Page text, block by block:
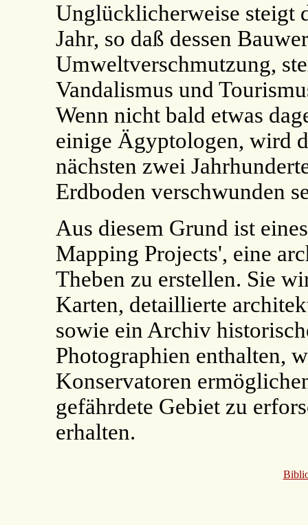
Unglücklicherweise steigt
Jahr, so daß dessen
Umweltverschmutzung,
Vandalismus und
Wenn nicht bald etwas
einige Ägyptologen, wird
nächsten zwei
Erdboden verschwunden
Aus diesem Grund ist
Mapping Projects', eine
Theben zu erstellen. Sie
Karten, detaillierte
sowie ein Archiv
Photographien enthalten,
Konservatoren
gefährdete Gebiet zu
erhalten.